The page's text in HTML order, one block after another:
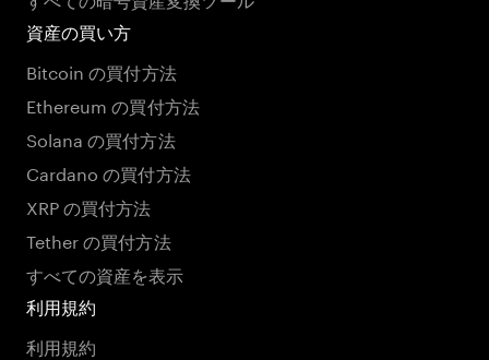
資産の買い方
Bitcoin の買付方法
Ethereum の買付方法
Solana の買付方法
Cardano の買付方法
XRP の買付方法
Tether の買付方法
すべての資産を表示
利用規約
利用規約